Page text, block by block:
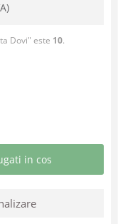
Dovi" este 10.
in cos